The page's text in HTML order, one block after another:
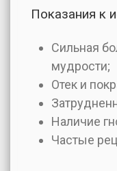
Показания к
Сильная
мудрости;
Отек и
Наличие
Частые